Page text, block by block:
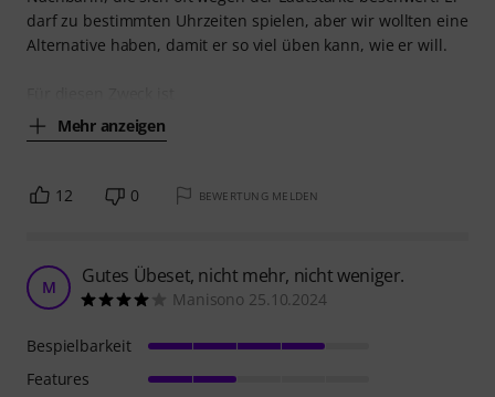
darf zu bestimmten Uhrzeiten spielen, aber wir wollten eine
Alternative haben, damit er so viel üben kann, wie er will.
Mehr anzeigen
12 0 BEWERTUNG MELDEN
M Gutes Übeset, nicht mehr, nicht weniger.
Manisono 25.10.2024
Bespielbarkeit
Features